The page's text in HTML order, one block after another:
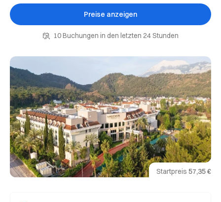
Startpreis 57,35 €
Preise anzeigen
10 Buchungen in den letzten 24 Stunden